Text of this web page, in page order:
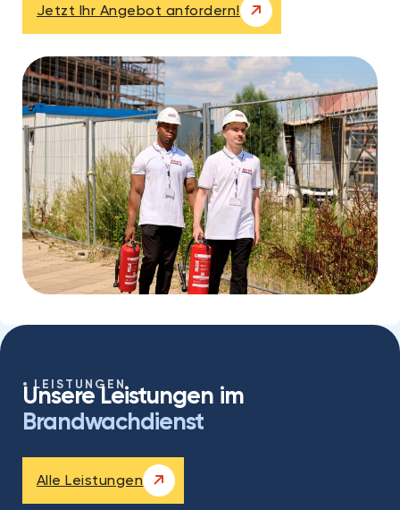
Jetzt Ihr Angebot anfordern!
LEISTUNGEN
Unsere Leistungen im
Brandwachdienst
Alle Leistungen